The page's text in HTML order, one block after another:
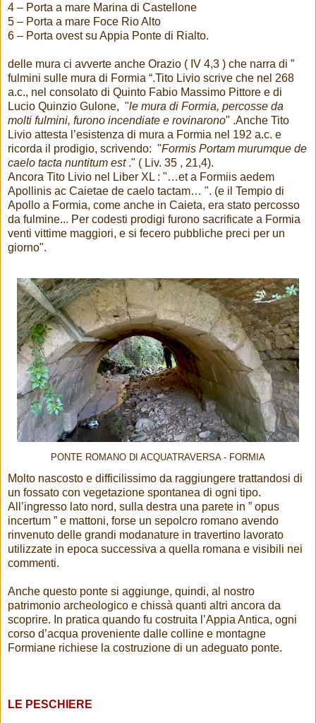
4 – Porta a mare Marina di Castellone
5 – Porta a mare Foce Rio Alto
6 – Porta ovest su Appia Ponte di Rialto.
delle mura ci avverte anche Orazio ( IV 4,3 ) che narra di ”
fulmini sulle mura di Formia “.Tito Livio scrive che nel 268
a.c., nel consolato di Quinto Fabio Massimo Pittore e di
Lucio Quinzio Gulone, "le mura di Formia, percosse da
molti fulmini, furono incendiate e rovinarono" .Anche Tito
Livio attesta l’esistenza di mura a Formia nel 192 a.c. e
ricorda il prodigio, scrivendo: "Formis Portam murumque de
caelo tacta nuntitum est ." ( Liv. 35 , 21,4).
Ancora Tito Livio nel Liber XL : "…et a Formiis aedem
Apollinis ac Caietae de caelo tactam… ". (e il Tempio di
Apollo a Formia, come anche in Caieta, era stato percosso
da fulmine... Per codesti prodigi furono sacrificate a Formia
venti vittime maggiori, e si fecero pubbliche preci per un
giorno".
PONTE ROMANO DI ACQUATRAVERSA - FORMIA
Molto nascosto e difficilissimo da raggiungere trattandosi di
un fossato con vegetazione spontanea di ogni tipo.
All’ingresso lato nord, sulla destra una parete in ” opus
incertum ” e mattoni, forse un sepolcro romano avendo
rinvenuto delle grandi modanature in travertino lavorato
utilizzate in epoca successiva a quella romana e visibili nei
commenti.
Anche questo ponte si aggiunge, quindi, al nostro
patrimonio archeologico e chissà quanti altri ancora da
scoprire. In pratica quando fu costruita l’Appia Antica, ogni
corso d’acqua proveniente dalle colline e montagne
Formiane richiese la costruzione di un adeguato ponte.
LE PESCHIERE